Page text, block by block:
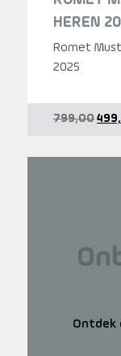
HEREN
Romet
2025
799,00
Ontdek